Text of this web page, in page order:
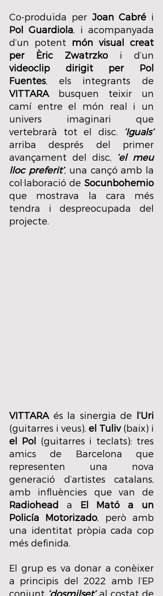
Co-produïda per Joan Cabré
Pol Guardiola, i acompanyada
d’un potent món visual creat
per Èric Zwatrzko
videoclip dirigit per Pol
Fuentes
VITTARA busquen teixir un
camí entre el món real i un
univers imaginari que
vertebrarà tot el disc.
‘Iguals’
arriba després del primer
avançament del disc,
‘el meu
lloc preferit’, una cançó amb la
col·laboració de Socunbohemio
que mostrava la cara més
tendra i despreocupada del
projecte.
VITTARA és la sinergia de
l’Uri
(guitarres i veus), el Tuliv
el Pol
(guitarres i teclats): tres
amics de Barcelona que
representen una nova
generació d’artistes catalans,
Radiohead
a
El Mató a un
Policía Motorizado, però amb
una identitat pròpia cada cop
més definida.
El grup es va donar a conèixer
a principis del 2022 amb l’EP